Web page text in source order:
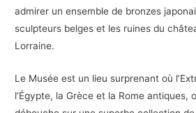
admirer un ensemble de bronzes
sculpteurs belges et les ruines du
Lorraine.
Le Musée est un lieu surprenant où
l’Égypte, la Grèce et la Rome antiques,